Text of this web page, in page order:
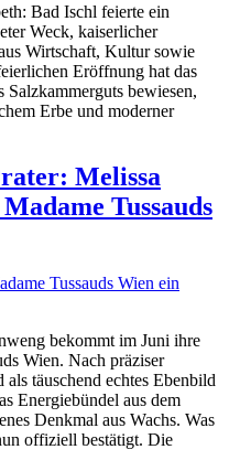
Bad Ischl feierte ein
Weck, kaiserlicher
Wirtschaft, Kultur sowie
Eröffnung hat das
bewiesen,
Erbe und moderner
Melissa
Tussauds
bekommt im Juni ihre
Wien. Nach präziser
täuschend echtes Ebenbild
Energiebündel aus dem
Denkmal aus Wachs. Was
offiziell bestätigt. Die